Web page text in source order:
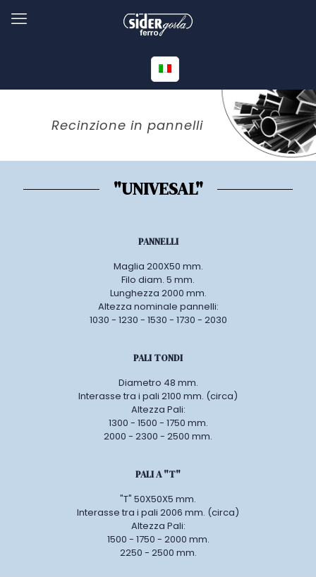
Recinzione in pannelli
"UNIVESAL"
PANNELLI
Maglia 200X50 mm.
Filo diam. 5 mm.
Lunghezza 2000 mm.
Altezza nominale pannelli:
1030 - 1230 - 1530 - 1730 - 2030
PALI TONDI
Diametro 48 mm.
Interasse tra i pali 2100 mm. (circa)
Altezza Pali:
1300 - 1500 - 1750 mm.
2000 - 2300 - 2500 mm.
PALI A "T"
"T" 50X50X5 mm.
Interasse tra i pali 2006 mm. (circa)
Altezza Pali:
1500 - 1750 - 2000 mm.
2250 - 2500 mm.